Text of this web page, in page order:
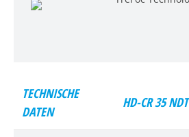
TECHNISCHE
DATEN
HD-CR 35 NDT